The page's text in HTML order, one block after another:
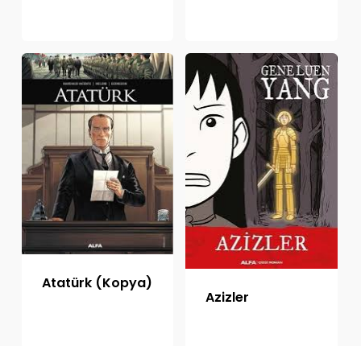
Atatürk (Kopya)
Azizler